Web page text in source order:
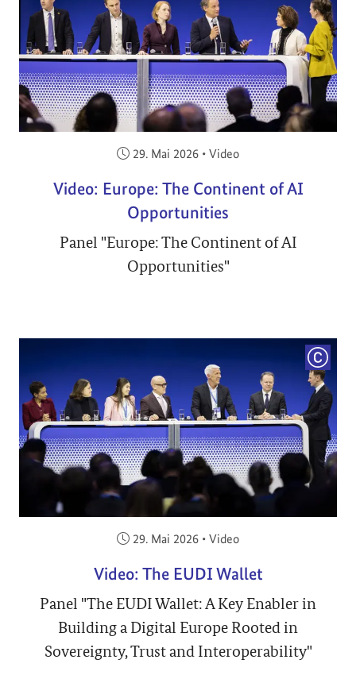
Veröffentlicht am:
29. Mai 2026 • Video
Video: Europe: The Continent of AI
Opportunities
Panel "Europe: The Continent of AI
Opportunities"
Veröffentlicht am:
29. Mai 2026 • Video
Video: The EUDI Wallet
Panel "The EUDI Wallet: A Key Enabler in
Building a Digital Europe Rooted in
Sovereignty, Trust and Interoperability"